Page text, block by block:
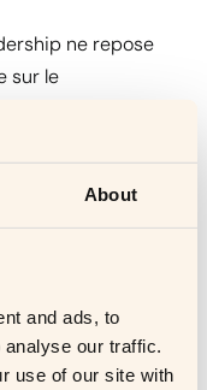
About
and ads, to
our traffic.
use of our site with
ne repose
sur le
sur trois
—
et spécifique
ce qui doit